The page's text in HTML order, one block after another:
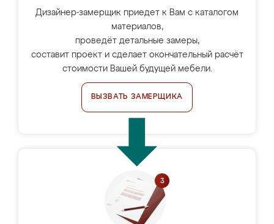
Дизайнер-замерщик приедет к Вам с каталогом
материалов,
проведёт детальные замеры,
составит проект и сделает окончательный расчёт
стоимости Вашей будущей мебели.
ВЫЗВАТЬ ЗАМЕРЩИКА